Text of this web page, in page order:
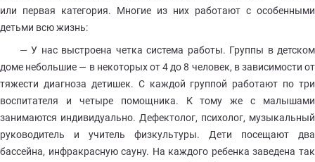
или первая категория. Многие из них работают с особенными
детьми всю жизнь:
— У нас выстроена четка система работы. Группы в детском
доме небольшие — в некоторых от 4 до 8 человек, в зависимости от
тяжести диагноза детишек. С каждой группой работают по три
воспитателя и четыре помощника. К тому же с малышами
занимаются индивидуально. Дефектолог, психолог, музыкальный
руководитель и учитель физкультуры. Дети посещают два
бассейна, инфракрасную сауну. На каждого ребенка заведена так